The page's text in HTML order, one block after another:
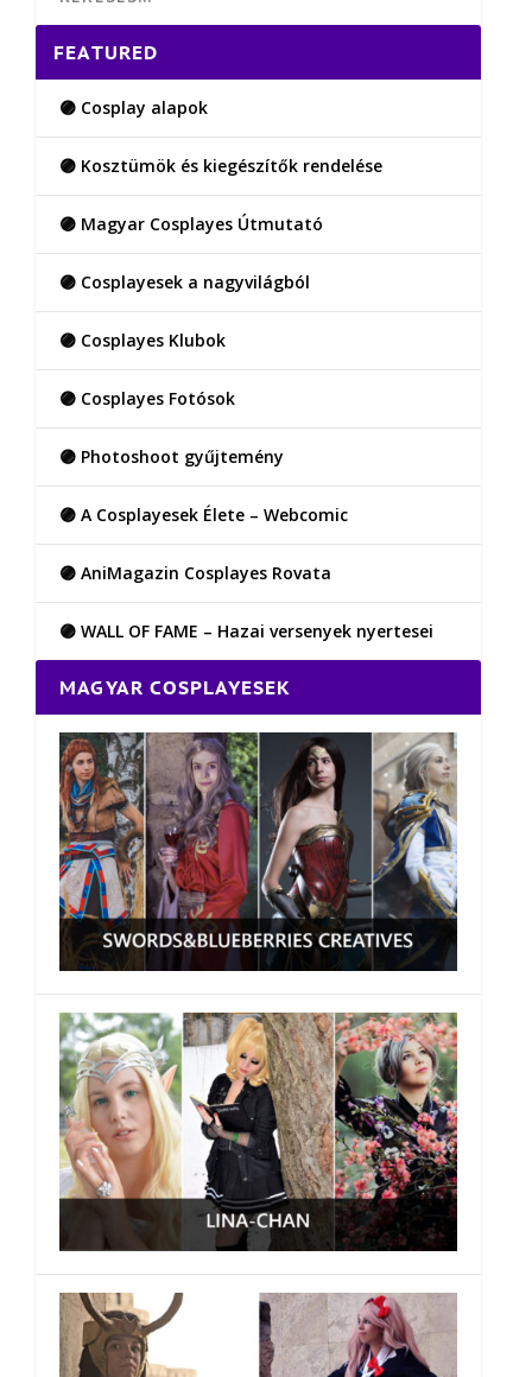
FEATURED
🟣 Cosplay alapok
🟣 Kosztümök és kiegészítők rendelése
🟣 Magyar Cosplayes Útmutató
🟣 Cosplayesek a nagyvilágból
🟣 Cosplayes Klubok
🟣 Cosplayes Fotósok
🟣 Photoshoot gyűjtemény
🟣 A Cosplayesek Élete – Webcomic
🟣 AniMagazin Cosplayes Rovata
🟣 WALL OF FAME – Hazai versenyek nyertesei
MAGYAR COSPLAYESEK